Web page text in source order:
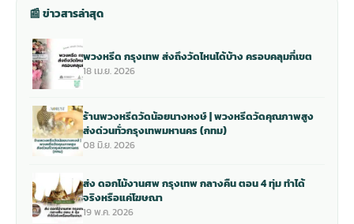
📰 ข่าวสารล่าสุด
พวงหรีด กรุงเทพ ส่งถึงวัดไหนได้บ้าง ครอบคลุมกี่เขต
18 เม.ย. 2026
ร้านพวงหรีดวัดน้อยนางหงษ์ | พวงหรีดวัดคุณภาพสูง
ส่งด่วนทั่วกรุงเทพมหานคร (กทม)
08 มิ.ย. 2026
ส่ง ดอกไม้งานศพ กรุงเทพ กลางคืน ตอน 4 ทุ่ม ทำได้
จริงหรือแค่โฆษณา
19 พ.ค. 2026